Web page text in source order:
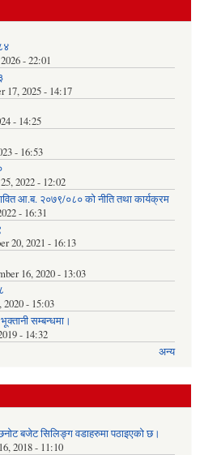
- 22:01
17, 2025 - 14:17
- 14:25
- 16:53
2022 - 12:02
आ.ब. २०७९/०८० को नीति तथा कार्यक्रम
- 16:31
20, 2021 - 16:13
16, 2020 - 13:03
2020 - 15:03
सम्बन्धमा।
- 14:32
अन्य
बजेट सिलिङ्ग वडाहरुमा पठाइएको छ​।
2018 - 11:10